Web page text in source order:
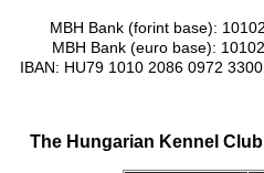
MBH Bank (forint base):
MBH Bank (euro base):
IBAN: HU79 1010 2086 0972
The Hungarian Kennel